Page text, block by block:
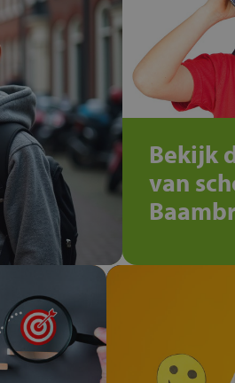
Bekijk
van